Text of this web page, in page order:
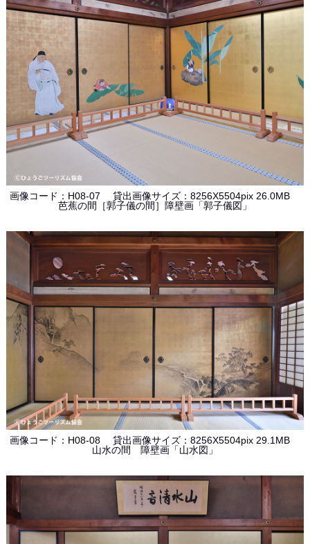
画像コード：H08-07 貸出画像サイズ：8256X5504pix 26.0MB
芭蕉の間［郭子儀の間］障壁画「郭子儀図」
画像コード：H08-08 貸出画像サイズ：8256X5504pix 29.1MB
山水の間 障壁画「山水図」